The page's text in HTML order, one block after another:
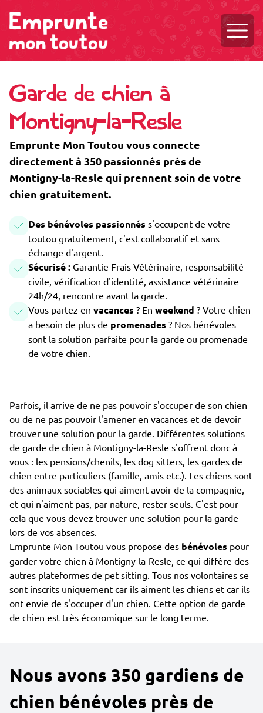
Garde de chien à
Montigny-la-Resle
Emprunte Mon Toutou vous connecte
directement à 350 passionnés près de
Montigny-la-Resle qui prennent soin de votre
chien gratuitement.
Des bénévoles passionnés s'occupent de votre
toutou gratuitement, c'est collaboratif et sans
échange d'argent.
Sécurisé : Garantie Frais Vétérinaire, responsabilité
civile, vérification d'identité, assistance vétérinaire
24h/24, rencontre avant la garde.
Vous partez en vacances ? En weekend ? Votre chien
a besoin de plus de promenades ? Nos bénévoles
sont la solution parfaite pour la garde ou promenade
de votre chien.
Parfois, il arrive de ne pas pouvoir s'occuper de son chien
ou de ne pas pouvoir l'amener en vacances et de devoir
trouver une solution pour la garde. Différentes solutions
de garde de chien à Montigny-la-Resle s'offrent donc à
vous : les pensions/chenils, les dog sitters, les gardes de
chien entre particuliers (famille, amis etc.). Les chiens sont
des animaux sociables qui aiment avoir de la compagnie,
et qui n'aiment pas, par nature, rester seuls. C'est pour
cela que vous devez trouver une solution pour la garde
lors de vos absences.
Emprunte Mon Toutou vous propose des bénévoles pour
garder votre chien à Montigny-la-Resle, ce qui diffère des
autres plateformes de pet sitting. Tous nos volontaires se
sont inscrits uniquement car ils aiment les chiens et car ils
ont envie de s'occuper d'un chien. Cette option de garde
de chien est très économique sur le long terme.
Nous avons 350 gardiens de
chien bénévoles près de